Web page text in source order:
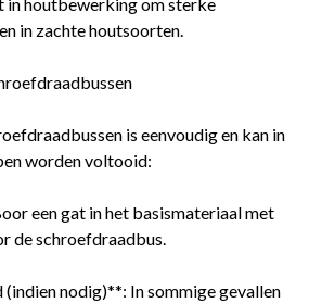
in houtbewerking om sterke
in zachte houtsoorten.
is eenvoudig en kan in
worden voltooid:
een gat in het basismateriaal met
de schroefdraadbus.
nodig)**: In sommige gevallen